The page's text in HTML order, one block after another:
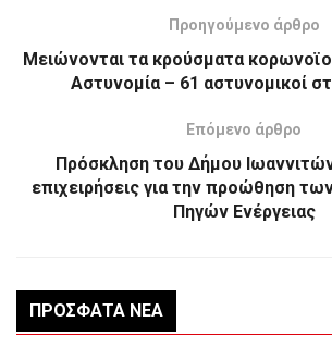
Προηγούμενο άρθρο
Μειώνονται τα κρούσματα
Αστυνομία – 61 αστυνομικοί
Επόμενο άρθρο
Πρόσκληση του Δήμου
επιχειρήσεις για την προώθηση
Πηγών Ενέργειας
ΠΡΌΣΦΑΤΑ ΝΈΑ